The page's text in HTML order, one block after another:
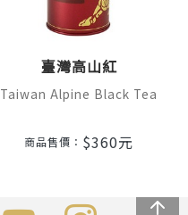
臺灣高山紅
Taiwan Alpine Black Tea
商品售價： $360元